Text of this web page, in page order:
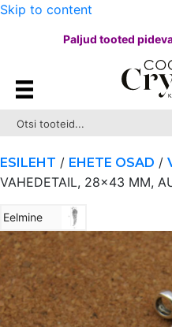
Skip to content
Paljud tooted
ESILEHT / EHETE OSAD /
VAHEDETAIL, 28×43 MM,
Eelmine